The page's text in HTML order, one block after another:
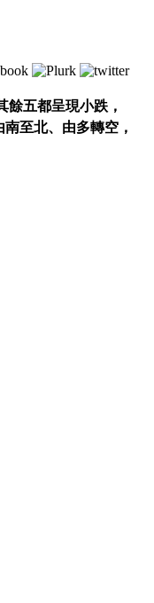
餘五都呈現小跌，
至北、由多轉空，